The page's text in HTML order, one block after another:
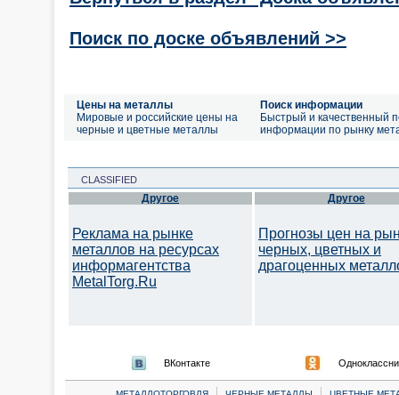
Поиск по доске объявлений >>
Цены на металлы
Мировые и российские цены на
черные и цветные металлы
Поиск информации
Быстрый и качественный
информации по рынку
CLASSIFIED
Другое
Реклама на рынке
металлов на ресурсах
информагентства
MetalTorg.Ru
Другое
Прогнозы цен на
черных, цветных и
драгоценных
ВКонтакте
| |